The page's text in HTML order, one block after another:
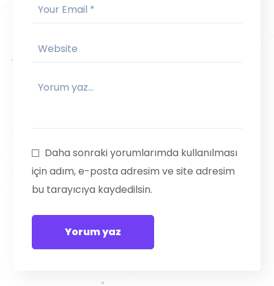
Daha sonraki yorumlarımda kullanılması
için adım, e-posta adresim ve site adresim
bu tarayıcıya kaydedilsin.